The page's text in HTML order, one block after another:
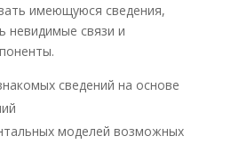
имеющуюся сведения,
невидимые связи и
сведений на основе
моделей возможных